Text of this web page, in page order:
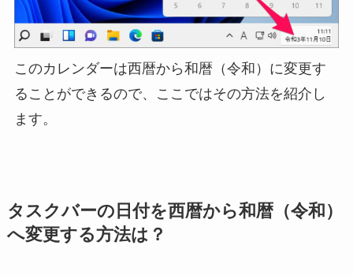
このカレンダーは西暦から和暦（令和）に変更す
ることができるので、ここではその方法を紹介し
ます。
タスクバーの日付を西暦から和暦（令和）
へ変更する方法は？